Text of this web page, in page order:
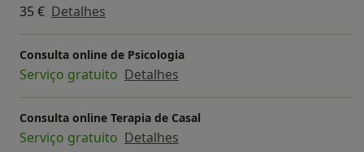
35 € Detalhes
Consulta online de Psicologia
Serviço gratuito Detalhes
Consulta online Terapia de Casal
Serviço gratuito Detalhes